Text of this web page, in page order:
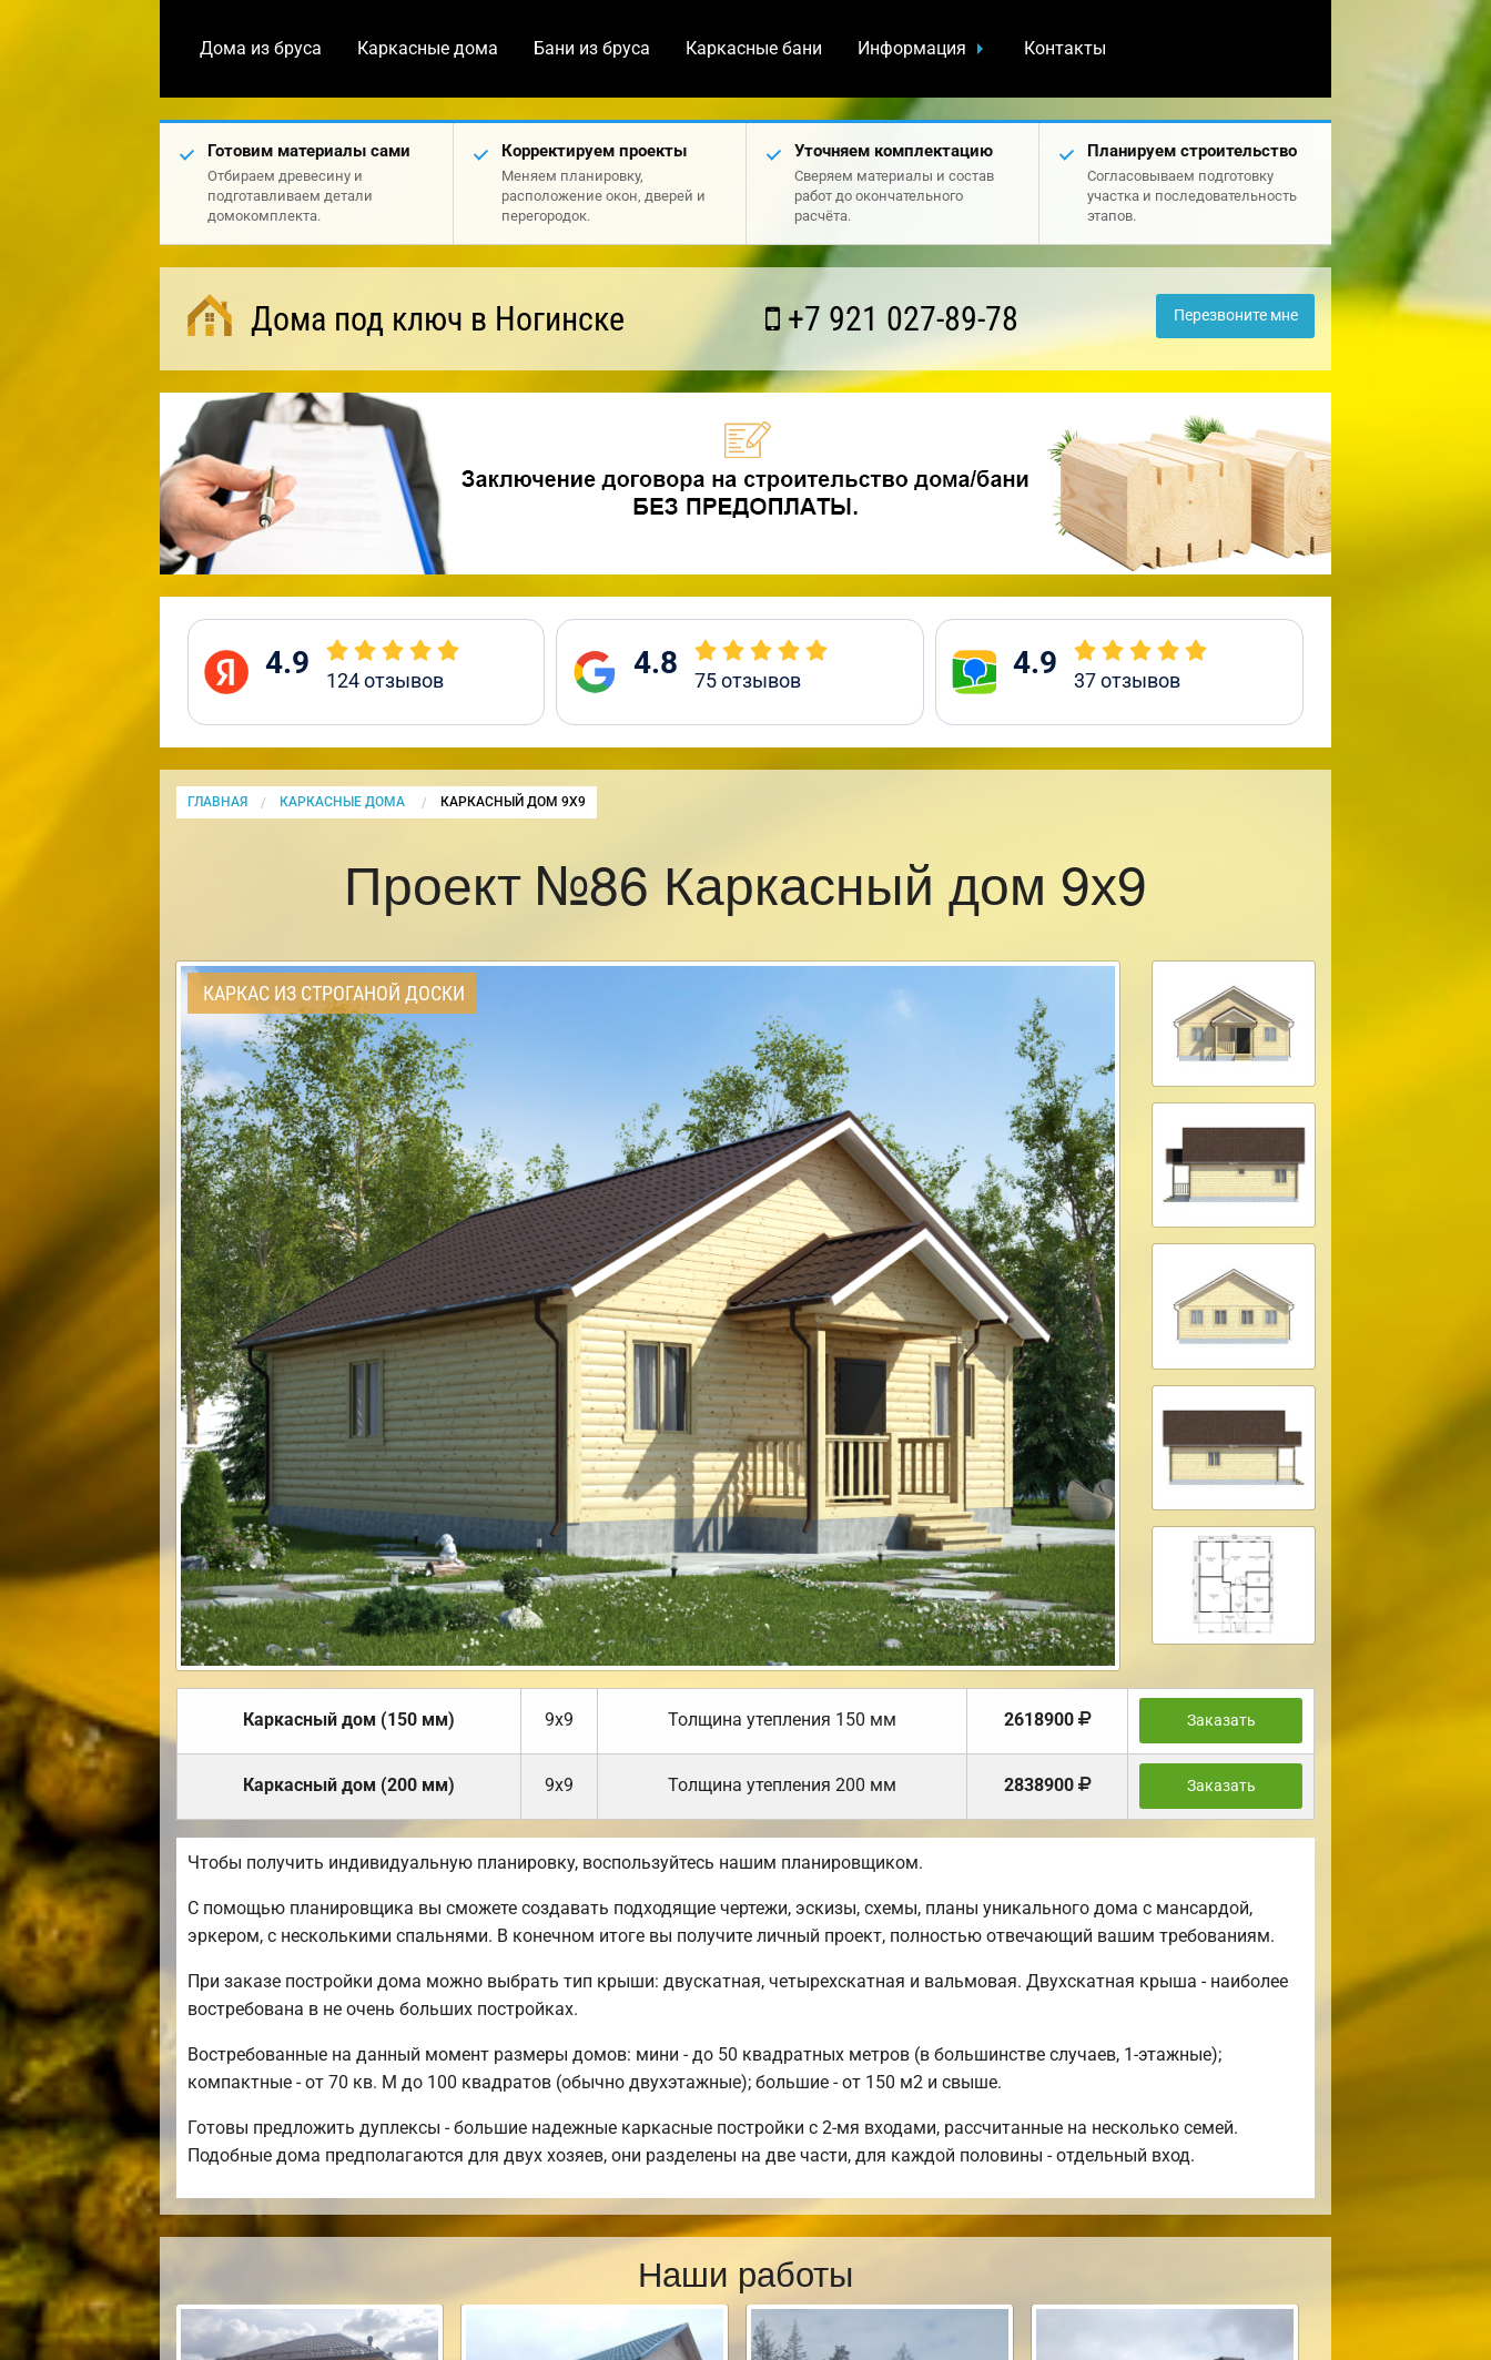
Дома из бруса Каркасные дома Бани из бруса Каркасные бани Информация Контакты
Готовим материалы сами
Отбираем древесину и
подготавливаем детали
домокомплекта.
Корректируем проекты
Меняем планировку,
расположение окон, дверей и
перегородок.
Уточняем комплектацию
Сверяем материалы и состав
работ до окончательного
расчёта.
Планируем строительство
Согласовываем подготовку
участка и последовательность
этапов.
Дома под ключ в Ногинске +7 921 027-89-78 Перезвоните мне
4.9 124отзывов 4.8 75отзывов 4.9 37отзывов
ГЛАВНАЯ КАРКАСНЫЕ ДОМА CURRENT:
КАРКАСНЫЙ ДОМ 9Х9
Проект №86 Каркасный дом 9х9
КАРКАС ИЗ СТРОГАНОЙ ДОСКИ
Каркасный дом (150 мм) 9х9 Толщина утепления 150 мм 2618900 Заказать
Каркасный дом (200 мм) 9х9 Толщина утепления 200 мм 2838900 Заказать
Чтобы получить индивидуальную планировку, воспользуйтесь нашим планировщиком.
С помощью планировщика вы сможете создавать подходящие чертежи, эскизы, схемы, планы уникального дома с мансардой,
эркером, с несколькими спальнями. В конечном итоге вы получите личный проект, полностью отвечающий вашим требованиям.
При заказе постройки дома можно выбрать тип крыши: двускатная, четырехскатная и вальмовая. Двухскатная крыша - наиболее
востребована в не очень больших постройках.
Востребованные на данный момент размеры домов: мини - до 50 квадратных метров (в большинстве случаев, 1-этажные);
компактные - от 70 кв. М до 100 квадратов (обычно двухэтажные); большие - от 150 м2 и свыше.
Готовы предложить дуплексы - большие надежные каркасные постройки с 2-мя входами, рассчитанные на несколько семей.
Подобные дома предполагаются для двух хозяев, они разделены на две части, для каждой половины - отдельный вход.
Наши работы